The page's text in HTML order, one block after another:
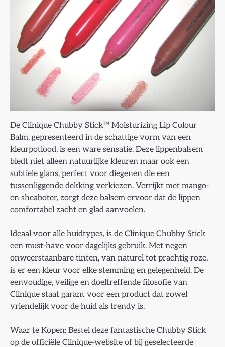
De Clinique Chubby Stick™ Moisturizing Lip Colour
Balm, gepresenteerd in de schattige vorm van een
kleurpotlood, is een ware sensatie. Deze lippenbalsem
biedt niet alleen natuurlijke kleuren maar ook een
subtiele glans, perfect voor diegenen die een
tussenliggende dekking verkiezen. Verrijkt met mango-
en sheaboter, zorgt deze balsem ervoor dat de lippen
comfortabel zacht en glad aanvoelen.
Ideaal voor alle huidtypes, is de Clinique Chubby Stick
een must-have voor dagelijks gebruik. Met negen
onweerstaanbare tinten, van naturel tot prachtig roze,
is er een kleur voor elke stemming en gelegenheid. De
eenvoudige, veilige en doeltreffende filosofie van
Clinique staat garant voor een product dat zowel
vriendelijk voor de huid als trendy is.
Waar te Kopen: Bestel deze fantastische Chubby Stick
op de officiële Clinique-website of bij geselecteerde